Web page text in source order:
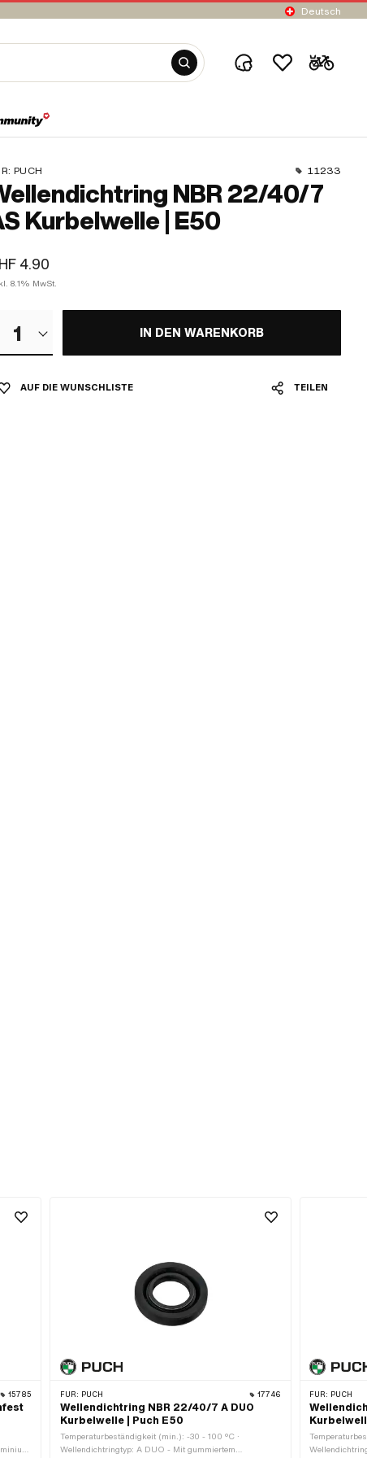
Deutsch
PUCH 11233
NBR 22/40/7
Kurbelwelle | E50
4.90
8.1% MwSt.
1 IN DEN WARENKORB
AUF DIE WUNSCHLISTE TEILEN
15785 FÜR: PUCH 17746
Wellendichtring NBR 22/40/7 A DUO
Kurbelwelle | Puch E50
Temperaturbeständigkeit (min.): -30 - 100 °C ·
Wellendichtringtyp: A DUO - Mit gummiertem
FÜR: PUCH